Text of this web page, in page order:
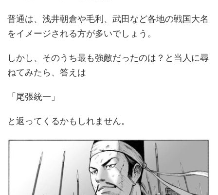
普通は、浅井朝倉や毛利、武田など各地の戦国大名
をイメージされる方が多いでしょう。
しかし、そのうち最も強敵だったのは？と当人に尋
ねてみたら、答えは
「尾張統一」
と返ってくるかもしれません。